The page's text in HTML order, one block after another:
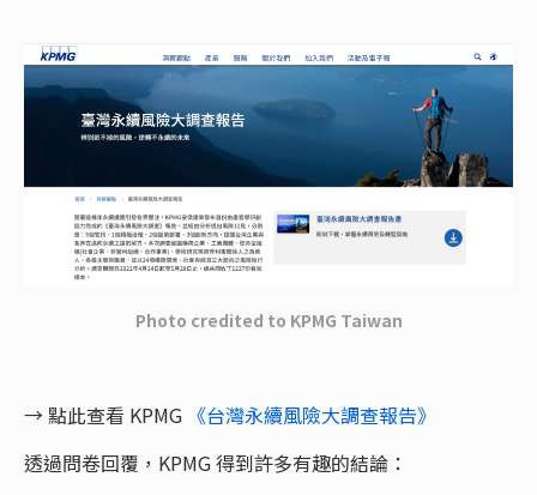
Photo credited to KPMG Taiwan
→ 點此查看 KPMG 《台灣永續風險大調查報告》
透過問卷回覆，KPMG 得到許多有趣的結論：